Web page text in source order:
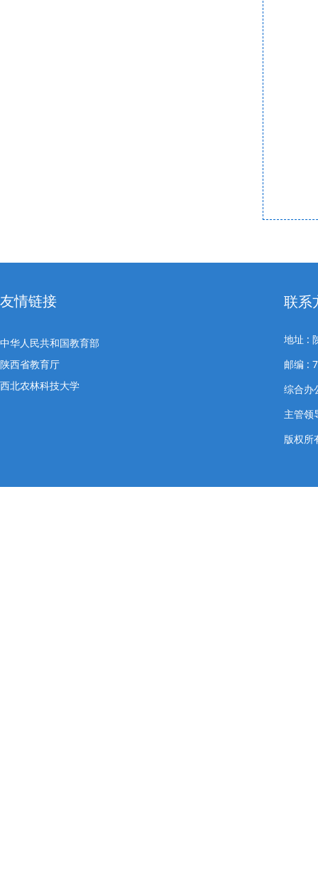
友情链接
中华人民共和国教育部
陕西省教育厅
西北农林科技大学
联系
地址 :
邮编 :
综合办
主管
版权